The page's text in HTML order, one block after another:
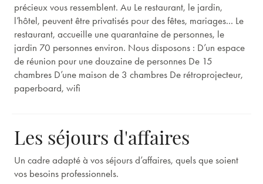
précieux vous ressemblent. Au Le restaurant, le jardin,
l’hôtel, peuvent être privatisés pour des fêtes, mariages... Le
restaurant, accueille une quarantaine de personnes, le
jardin 70 personnes environ. Nous disposons : D’un espace
de réunion pour une douzaine de personnes De 15
chambres D’une maison de 3 chambres De rétroprojecteur,
paperboard, wifi
Les séjours d'affaires
Un cadre adapté à vos séjours d’affaires, quels que soient
vos besoins professionnels.